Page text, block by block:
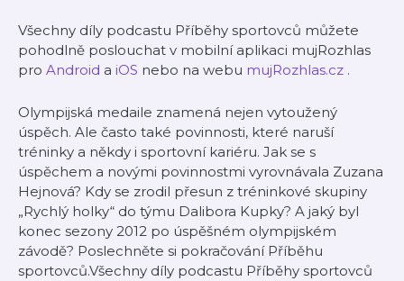
Všechny díly podcastu Příběhy sportovců můžete
pohodlně poslouchat v mobilní aplikaci mujRozhlas
pro Android a iOS nebo na webu mujRozhlas.cz .
Olympijská medaile znamená nejen vytoužený
úspěch. Ale často také povinnosti, které naruší
tréninky a někdy i sportovní kariéru. Jak se s
úspěchem a novými povinnostmi vyrovnávala Zuzana
Hejnová? Kdy se zrodil přesun z tréninkové skupiny
„Rychlý holky“ do týmu Dalibora Kupky? A jaký byl
konec sezony 2012 po úspěšném olympijském
závodě? Poslechněte si pokračování Příběhu
sportovců.Všechny díly podcastu Příběhy sportovců